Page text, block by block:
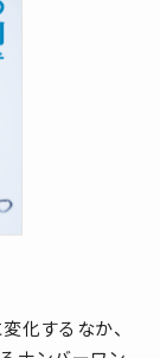
化するなか、